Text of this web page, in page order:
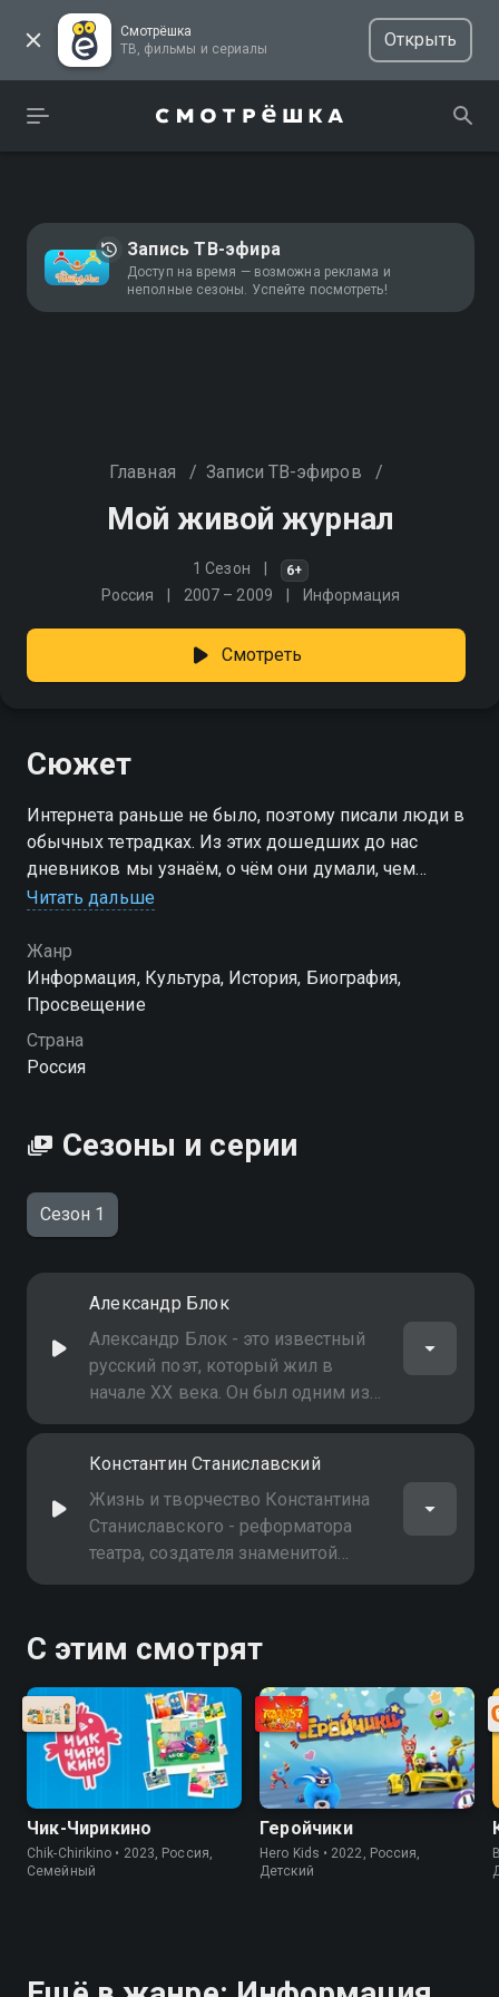
Смотрёшка
ТВ, фильмы и сериалы
Открыть
Запись ТВ-эфира
Доступ на время — возможна реклама и
неполные сезоны. Успейте посмотреть!
Главная / Записи ТВ-эфиров /
Мой живой журнал
1 Сезон 6+
Россия 2007 – 2009 Информация
Смотреть
Сюжет
Интернета раньше не было, поэтому писали люди в
обычных тетрадках. Из этих дошедших до нас
дневников мы узнаём, о чём они думали, чем
интересовались
Читать дальше
Жанр
Информация, Культура, История, Биография,
Просвещение
Страна
Россия
Сезоны и серии
Сезон 1
Александр Блок
Александр Блок - это известный
русский поэт, который жил в
начале XX века. Он был одним из
самых значительных и
времени и сыграл важную роль в
развитии русской поэзии
Константин Станиславский
Жизнь и творчество Константина
Станиславского - реформатора
театра, создателя знаменитой
системы актёрского мастерства,
С этим смотрят
Чик-Чирикино
Chik-Chirikino • 2023, Россия,
Cемейный
Геройчики
Hero Kids • 2022, Россия,
Детский